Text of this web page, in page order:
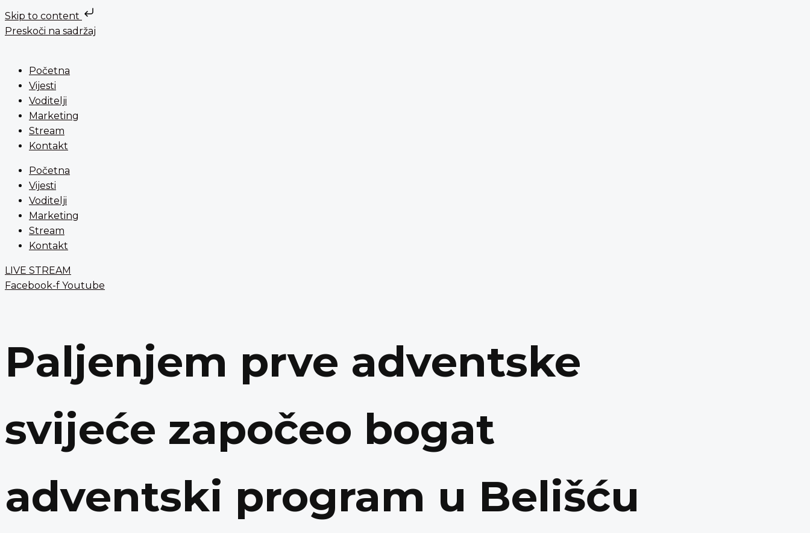
Skip to content
Preskoči na sadržaj
Početna
Vijesti
Voditelji
Marketing
Stream
Kontakt
Početna
Vijesti
Voditelji
Marketing
Stream
Kontakt
LIVE STREAM
Facebook-f Youtube
Paljenjem prve adventske
svijeće započeo bogat
adventski program u Belišću